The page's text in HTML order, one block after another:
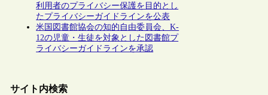
利用者のプライバシー保護を目的とし
たプライバシーガイドラインを公表
米国図書館協会の知的自由委員会、K-
12の児童・生徒を対象とした図書館プ
ライバシーガイドラインを承認
サイト内検索